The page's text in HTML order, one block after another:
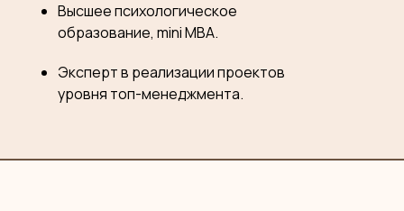
Высшее психологическое
образование, mini MBA.
Эксперт в реализации проектов
уровня топ-менеджмента.